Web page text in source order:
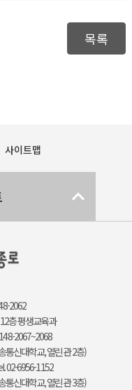
목록
사이트맵
2062
층 평생교육과
2067~2068
통신대학교, 열린관 2층)
02-6956-1152
통신대학교, 열린관 3층)